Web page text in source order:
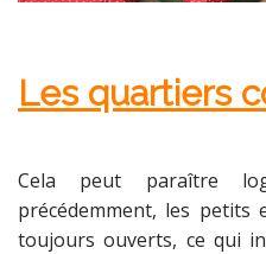
Les quartiers
Cela peut paraître
précédemment, les petits
toujours ouverts, ce qui